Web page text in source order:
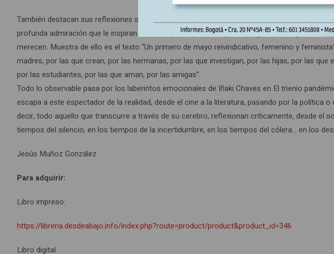
También destacan sus reflexiones sobre la mujer que hace no desde un punto de vista
profunda admiración que le inspiran. No se expresa desde un plano de igualdad de género,
merecen. Muestra de ello es el texto “Un primero de mayo reivindicativo, femenino y
madres, por las que crean, por las hermanas, por las que investigan, por las hijas, por las que
por las estudiantes, por las que aman, por las amigas”.
Todo lo observable pasa por los laberintos emocionales de Iñaki Chaves en El trienio
escapa a este espectador de la realidad, desde el cine a la literatura, pasando por la política
decir, todo aquello que transcurre a través de su cerebro, reflexionan críticamente, desde el
tiempos del silencio, en los tiempos de la incertidumbre, en los tiempos del cólera… en los
Jesús Muñoz González
Para adquirir:
Libro impreso:
https://libreria.desdeabajo.info/index.php?route=product/product&product_id=346
Libro digital